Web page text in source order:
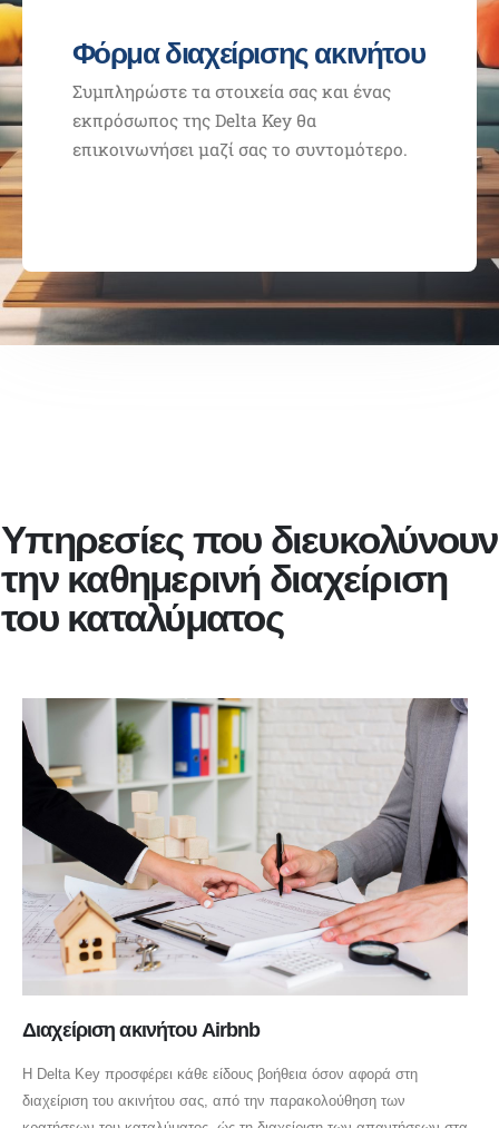
Φόρμα διαχείρισης ακινήτου
Συμπληρώστε τα στοιχεία σας και ένας
εκπρόσωπος της Delta Key θα
επικοινωνήσει μαζί σας το συντομότερο.
Υπηρεσίες που διευκολύνουν
την καθημερινή διαχείριση
του καταλύματος
Διαχείριση ακινήτου Airbnb
Η Delta Key προσφέρει κάθε είδους βοήθεια όσον αφορά στη
διαχείριση του ακινήτου σας, από την παρακολούθηση των